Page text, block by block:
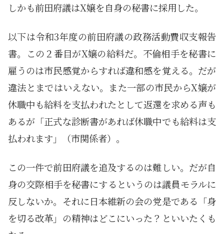
しかも前田府議はX嬢を自身の秘書に採用した。
以下は令和3年度の前田府議の政務活動費収支報告
書。この２番目がX嬢の給料だ。不倫相手を秘書に
雇うのは市民感覚からすれば違和感を覚える。だが
違法とまではいえない。また一部の市民からX嬢が
休職中も給料を支払われたとして返還を求める声も
あるが「正式な診断書があれば休職中でも給料は支
払われます」（市関係者）。
この一件で前田府議を追及するのは難しい。だが自
身の交際相手を秘書にするというのは議員モラルに
反しないか。それに日本維新の会の党是である「身
を切る改革」の精神はどこにいった？といいたくも